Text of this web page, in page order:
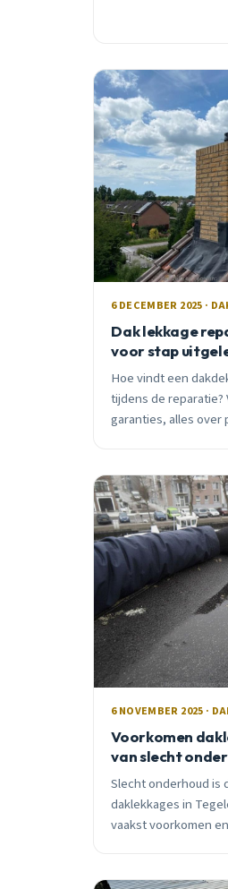
6 DECEMBER 2025 ·
Dak lekkage
voor stap
Hoe vindt een
tijdens de
garanties, alles over
6 NOVEMBER 2025 ·
Voorkomen
van slecht
Slecht onderhoud is
daklekkages in
vaakst voorkomen